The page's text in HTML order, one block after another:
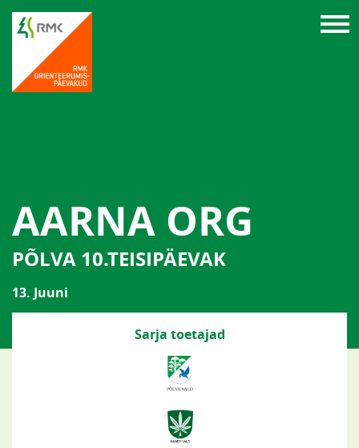
AARNA ORG
PÕLVA 10.TEISIPÄEVAK
13. Juuni
Sarja toetajad